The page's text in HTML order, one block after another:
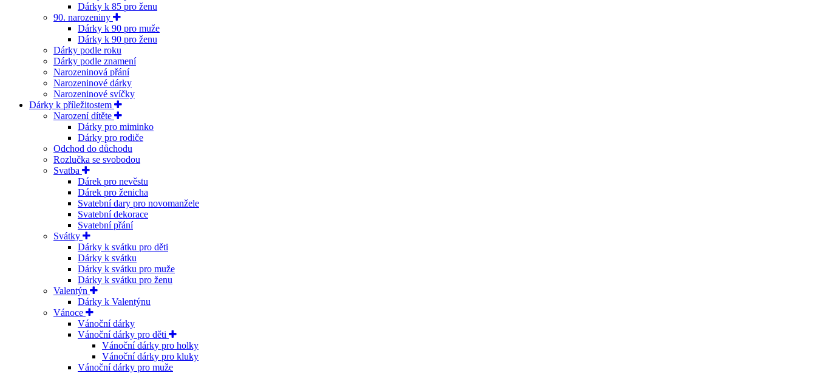
Dárky k 85 pro ženu
90. narozeniny
Dárky k 90 pro muže
Dárky k 90 pro ženu
Dárky podle roku
Dárky podle znamení
Narozeninová přání
Narozeninové dárky
Narozeninové svíčky
Dárky k příležitostem
Narození dítěte
Dárky pro miminko
Dárky pro rodiče
Odchod do důchodu
Rozlučka se svobodou
Svatba
Dárek pro nevěstu
Dárek pro ženicha
Svatební dary pro novomanžele
Svatební dekorace
Svatební přání
Svátky
Dárky k svátku pro děti
Dárky k svátku
Dárky k svátku pro muže
Dárky k svátku pro ženu
Valentýn
Dárky k Valentýnu
Vánoce
Vánoční dárky
Vánoční dárky pro děti
Vánoční dárky pro holky
Vánoční dárky pro kluky
Vánoční dárky pro muže